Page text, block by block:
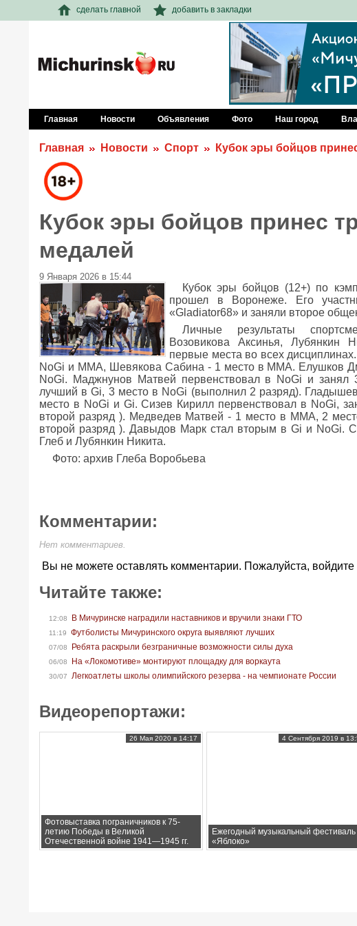
сделать главной добавить в закладки
Главная Новости Объявления Фото Наш город
Главная Новости Спорт Кубок эры бойцов
Кубок эры бойцов принес
медалей
9 Января 2026 в 15:44
Кубок эры бойцов (12+) по
прошел в Воронеже. Его
«Gladiator68» и заняли второе
Личные результаты
Возовикова Аксинья, Лубянкин
первые места во всех
NoGi и ММА, Шевякова Сабина - 1 место в ММА. Елушков
NoGi. Маджнунов Матвей первенствовал в NoGi и
лучший в Gi, 3 место в NoGi (выполнил 2 разряд).
место в NoGi и Gi. Сизев Кирилл первенствовал в NoGi,
второй разряд ). Медведев Матвей - 1 место в ММА, 2
второй разряд ). Давыдов Марк стал вторым в Gi и NoGi.
Глеб и Лубянкин Никита.
Фото: архив Глеба Воробьева
Комментарии:
Нет комментариев.
Вы не можете оставлять комментарии. Пожалуйста, войдите
Читайте также:
12:08 В Мичуринске наградили наставников и вручили знаки ГТО
11:19 Футболисты Мичуринского округа выявляют лучших
07/08 Ребята раскрыли безграничные возможности силы духа
06/08 На «Локомотиве» монтируют площадку для воркаута
30/07 Легкоатлеты школы олимпийского резерва - на чемпионате России
Видеорепортажи:
Фотовыставка пограничников к 75-
летию Победы в Великой
Отечественной войне 1941—1945 гг.
26 Мая 2020 в 14:17
Ежегодный музыкальный фестиваль
«Яблоко»
4 Сентября 2019 в